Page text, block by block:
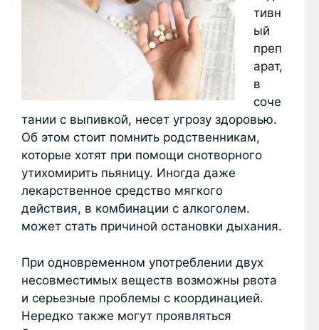
тивн
ый
преп
арат,
в
соче
тании с выпивкой, несет угрозу здоровью.
Об этом стоит помнить родственникам,
которые хотят при помощи снотворного
утихомирить пьяницу. Иногда даже
лекарственное средство мягкого
действия, в комбинации с алкоголем.
может стать причиной остановки дыхания.
При одновременном употреблении двух
несовместимых веществ возможны рвота
и серьезные проблемы с координацией.
Нередко также могут проявляться